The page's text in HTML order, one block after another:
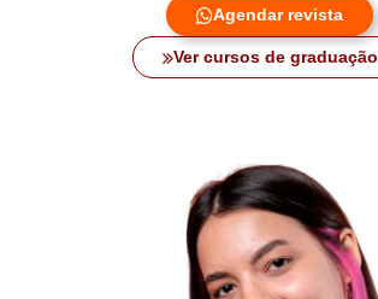
Agendar revista
Ver cursos de graduação